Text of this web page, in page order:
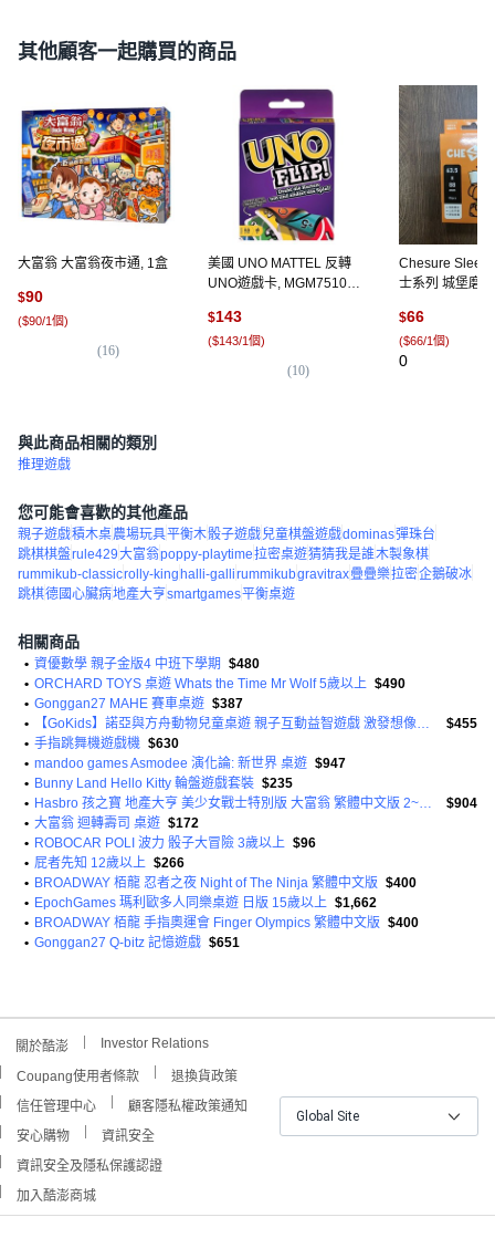
其他顧客一起購買的商品
大富翁 大富翁夜市通, 1盒
$90
($90/1個)
(16)
美國 UNO MATTEL 反轉
UNO遊戲卡, MGM75106,
$143
($143/1個)
(10)
Chesure
士系列 城堡磨
列 55張
$66
($66/1個)
0
與此商品相關的類別
推理遊戲
您可能會喜歡的其他產品
親子遊戲積木桌農場玩具平衡木骰子遊戲兒童棋盤遊戲dominas彈珠台
跳棋棋盤rule429大富翁poppy-playtime拉密桌遊猜猜我是誰木製象棋
rummikub-classicrolly-king halli-gallirummikubgravitrax疊疊樂拉密企鵝破冰
跳棋德國心臟病地產大亨smartgames平衡桌遊
相關商品
• 資優數學 親子金版4 中班下學期 $480
• ORCHARD TOYS 桌遊 Whats the Time Mr Wolf 5歲以上 $490
• Gonggan27 MAHE 賽車桌遊 $387
•
【GoKids】諾亞與方舟動物兒童桌遊 親子互動益智遊戲 激發想像力與創造力
$455
• 手指跳舞機遊戲機 $630
• mandoo games Asmodee 演化論: 新世界 桌遊 $947
• Bunny Land Hello Kitty 輪盤遊戲套裝 $235
•
Hasbro 孩之寶 地產大亨 美少女戰士特別版 大富翁 繁體中文版 2~6人 8歲以上
$904
• 大富翁 迴轉壽司 桌遊 $172
• ROBOCAR POLI 波力 骰子大冒險 3歲以上 $96
• 屁者先知 12歲以上 $266
• BROADWAY 栢龍 忍者之夜 Night of The Ninja 繁體中文版 $400
• EpochGames 瑪利歐多人同樂桌遊 日版 15歲以上 $1,662
• BROADWAY 栢龍 手指奧運會 Finger Olympics 繁體中文版 $400
• Gonggan27 Q-bitz 記憶遊戲 $651
關於酷澎 Investor Relations
Coupang使用者條款
退換貨政策
信任管理中心
顧客隱私權政策通知
安心購物
資訊安全
資訊安全及隱私保護認證
加入酷澎商城
Global Site